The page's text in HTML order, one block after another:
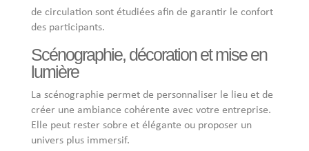
de circulation sont étudiées afin de garantir le confort
des participants.
Scénographie, décoration et mise en
lumière
La scénographie permet de personnaliser le lieu et de
créer une ambiance cohérente avec votre entreprise.
Elle peut rester sobre et élégante ou proposer un
univers plus immersif.